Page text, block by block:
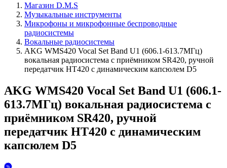
Магазин D.M.S
Музыкальные инструменты
Микрофоны и микрофонные беспроводные
радиосистемы
Вокальные радиосистемы
AKG WMS420 Vocal Set Band U1 (606.1-613.7МГц)
вокальная радиосистема с приёмником SR420, ручной
передатчик HT420 с динамическим капсюлем D5
AKG WMS420 Vocal Set Band U1 (606.1-
613.7МГц) вокальная радиосистема с
приёмником SR420, ручной
передатчик HT420 с динамическим
капсюлем D5